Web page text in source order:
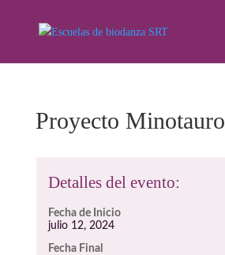
Proyecto Minotauro
Detalles del evento:
Fecha de Inicio
julio 12, 2024
Fecha Final